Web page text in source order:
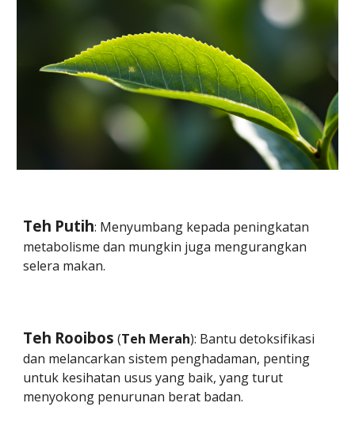
Teh Putih: Menyumbang kepada peningkatan
metabolisme dan mungkin juga mengurangkan
selera makan.
Teh Rooibos (Teh Merah): Bantu detoksifikasi
dan melancarkan sistem penghadaman, penting
untuk kesihatan usus yang baik, yang turut
menyokong penurunan berat badan.